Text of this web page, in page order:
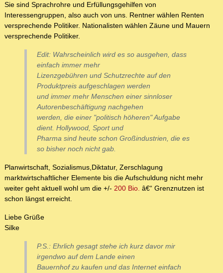
Sie sind Sprachrohre und Erfüllungsgehilfen von
Interessengruppen, also auch von uns. Rentner wählen Renten
versprechende Politiker. Nationalisten wählen Zäune und Mauern
versprechende Politiker.
Edit: Wahrscheinlich wird es so ausgehen, dass
einfach immer mehr
Lizenzgebühren und Schutzrechte auf den
Produktpreis aufgeschlagen werden
und immer mehr Menschen einer sinnloser
Autorenbeschäftigung nachgehen
werden, die einer "politisch höheren" Aufgabe
dient. Hollywood, Sport und
Pharma sind heute schon Großindustrien, die es
so bisher noch nicht gab.
Planwirtschaft, Sozialismus,Diktatur, Zerschlagung
marktwirtschaftlicher Elemente bis die Aufschuldung nicht mehr
weiter geht aktuell wohl um die +/- 200 Bio. â€“ Grenznutzen ist
schon längst erreicht.
Liebe Grüße
Silke
P.S.: Ehrlich gesagt stehe ich kurz davor mir
irgendwo auf dem Lande einen
Bauernhof zu kaufen und das Internet einfach